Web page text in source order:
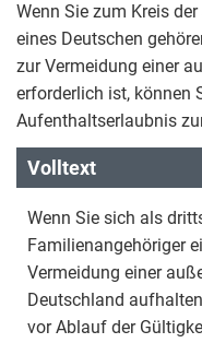
Wenn Sie zum Kreis
eines Deutschen
zur Vermeidung einer
erforderlich ist, können
Aufenthaltserlaubnis
Volltext
Wenn Sie sich als
Familienangehöriger
Vermeidung einer
Deutschland
vor Ablauf der